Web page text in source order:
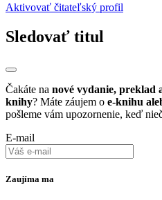
Aktivovať čitateľský profil
Sledovať titul
Čakáte na nové vydanie, preklad
knihy? Máte záujem o e-knihu
pošleme vám upozornenie, keď
E-mail
Zaujíma ma